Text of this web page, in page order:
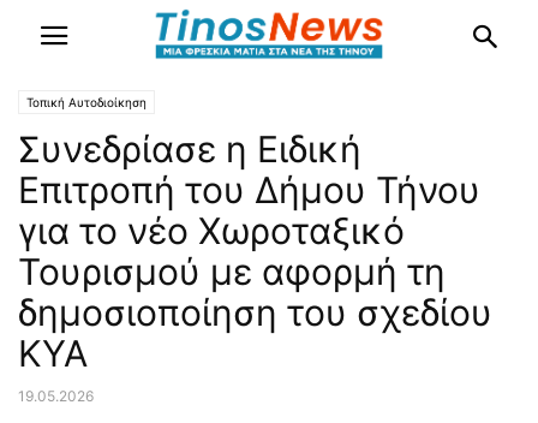
Τοπική Αυτοδιοίκηση
Συνεδρίασε η Eιδική
Επιτροπή του Δήμου Τήνου
για το νέο Χωροταξικό
Τουρισμού με αφορμή τη
δημοσιοποίηση του σχεδίου
ΚΥΑ
19.05.2026